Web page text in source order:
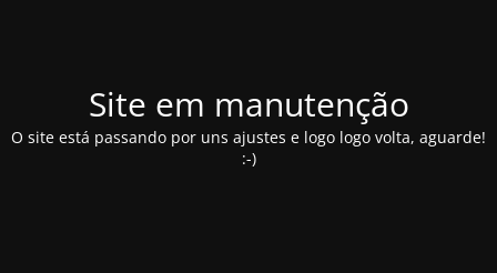
Site em manutenção
O site está passando por uns ajustes e logo logo volta, aguarde!
:-)